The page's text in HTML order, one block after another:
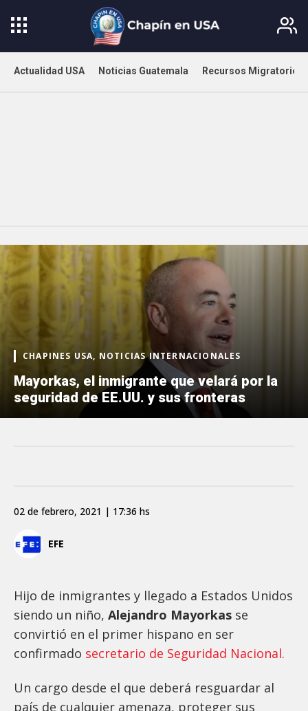
Actualidad USA Noticias Guatemala Recursos Migratorios
CHAPINES USA, NOTICIAS INTERNACIONALES
Mayorkas, el inmigrante que velará por la
seguridad de EE.UU. y sus fronteras
EFE
02 de febrero, 2021 | 17:36 hs
Hijo de inmigrantes y llegado a Estados Unidos
siendo un niño, Alejandro Mayorkas se
convirtió en el primer hispano en ser
confirmado secretario de Seguridad Nacional.
Un cargo desde el que deberá resguardar al
país de cualquier amenaza, proteger sus